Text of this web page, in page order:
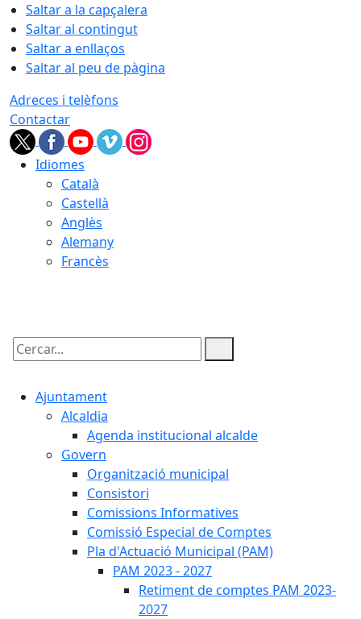
Saltar a la capçalera
Saltar al contingut
Saltar a enllaços
Saltar al peu de pàgina
Adreces i telèfons
Contactar
Idiomes
Català
Castellà
Anglès
Alemany
Francès
Cercar:
Ajuntament
Alcaldia
Agenda institucional alcalde
Govern
Organització municipal
Consistori
Comissions Informatives
Comissió Especial de Comptes
Pla d'Actuació Municipal (PAM)
PAM 2023 - 2027
Retiment de comptes PAM 2023-
2027